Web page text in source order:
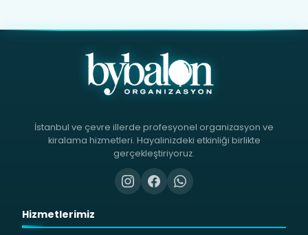
İstanbul ve çevre illerde profesyonel organizasyon ve
kiralama hizmetleri. Hayalinizdeki etkinliği birlikte
gerçekleştiriyoruz.
Hizmetlerimiz